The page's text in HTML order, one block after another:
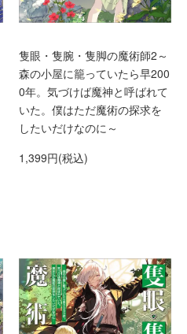
隻眼・隻腕・隻脚の魔術師2～
森の小屋に籠っていたら早200
0年。気づけば魔神と呼ばれて
いた。僕はただ魔術の探求を
したいだけなのに～
1,399円(税込)